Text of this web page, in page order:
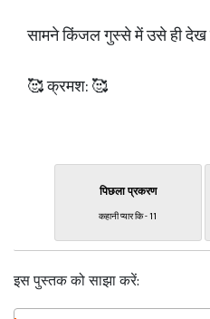
सामने किंजल गुस्से में उसे ही देख
🥰 क्रमश: 🥰
पिछला प्रकरण
कहानी प्यार कि - 11
इस पुस्तक को साझा करें: